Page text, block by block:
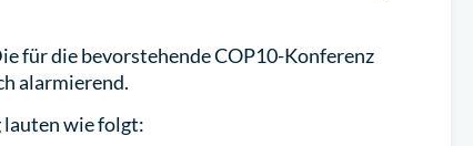
für die bevorstehende COP10-Konferenz
alarmierend.
lauten wie folgt: